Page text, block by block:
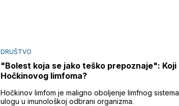
DRUŠTVO
"Bolest koja se jako teško prepoznaje": Koji
Hočkinovog limfoma?
Hočkinov limfom je maligno oboljenje limfnog
ulogu u imunološkoj odbrani organizma.